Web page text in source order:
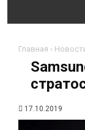
Главная ›
17.10.2019